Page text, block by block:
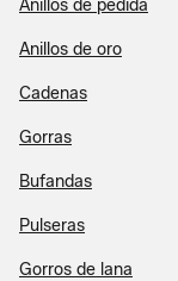
Anillos de pedida
Anillos de oro
Cadenas
Gorras
Bufandas
Pulseras
Gorros de lana